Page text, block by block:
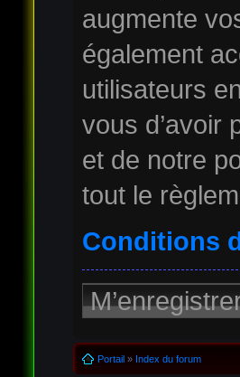
augmente
également
utilisateurs
vous d’avoir
et de notre
tout le
Conditions
Portail» Index du forum